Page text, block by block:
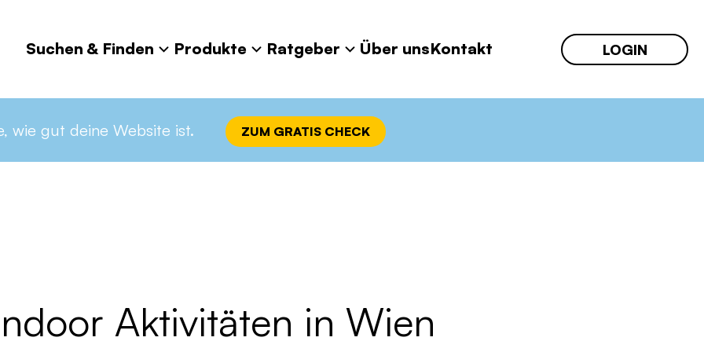
Suchen & Finden Produkte Ratgeber Über unsKontakt LOGIN
wie gut deine Website ist. ZUM GRATIS CHECK
Aktivitäten in Wien